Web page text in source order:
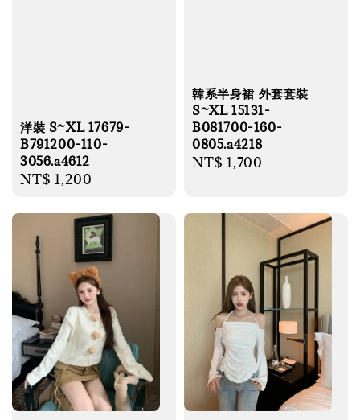
洋裝 S~XL 17679-
B791200-110-
3056.a4612
Regular
NT$ 1,200
韓系半身裙 外套套裝
S~XL 15131-
B081700-160-
0805.a4218
Regular
NT$ 1,700